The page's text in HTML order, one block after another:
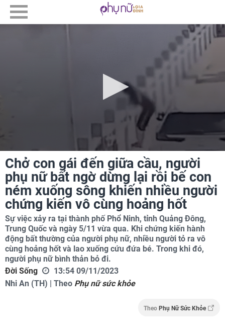
Chở con gái đến giữa cầu, người
phụ nữ bất ngờ dừng lại rồi bế con
ném xuống sông khiến nhiều người
chứng kiến vô cùng hoảng hốt
Sự việc xảy ra tại thành phố Phổ Ninh, tỉnh Quảng Đông,
Trung Quốc và ngày 5/11 vừa qua. Khi chứng kiến hành
động bất thường của người phụ nữ, nhiều người tỏ ra vô
cùng hoảng hốt và lao xuống cứu đứa bé. Trong khi đó,
người phụ nữ bình thản bỏ đi.
Đời Sống
13:54 09/11/2023
Nhi An (TH) | Theo Phụ nữ sức khỏe
Theo Phụ Nữ Sức Khỏe